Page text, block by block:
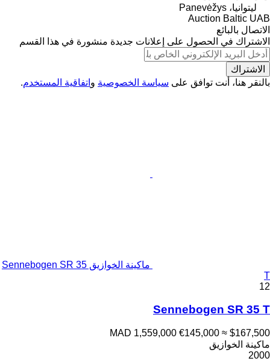
ليتوانيا، Panevėžys
Auction Baltic UAB
الاتصال بالبائع
الاشتراك في الحصول على إعلانات جديدة منشورة في هذا القسم
الاشتراك
بالنقر هنا، أنت توافق على سياسة الخصوصية و اتفاقية المستخدم.
ماكينة الخوازيق Sennebogen SR 35
T
12
Sennebogen SR 35 T
MAD 1,559,000 €145,000 ≈ $167,500
ماكينة الخوازيق
2000